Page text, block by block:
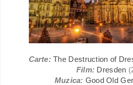
Carte:The Destruction of
Film: Dresden
Muzica: Good Old